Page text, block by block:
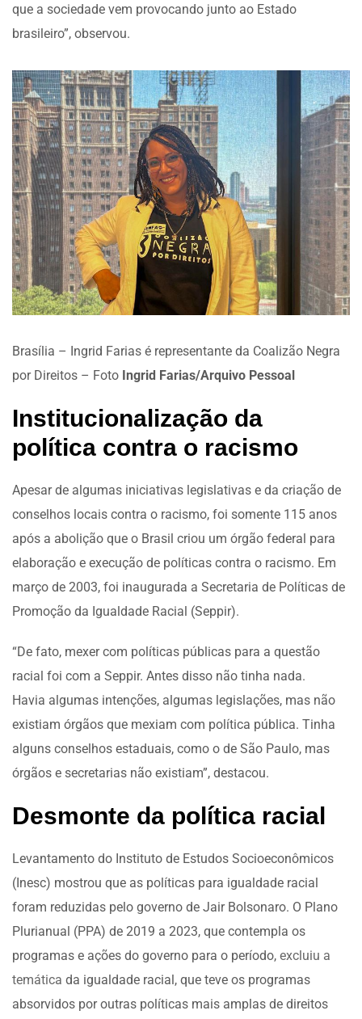
que a sociedade vem provocando junto ao Estado
brasileiro”, observou.
Brasília – Ingrid Farias é representante da Coalizão Negra
por Direitos – Foto Ingrid Farias/Arquivo Pessoal
Institucionalização da
política contra o racismo
Apesar de algumas iniciativas legislativas e da criação de
conselhos locais contra o racismo, foi somente 115 anos
após a abolição que o Brasil criou um órgão federal para
elaboração e execução de políticas contra o racismo. Em
março de 2003, foi inaugurada a Secretaria de Políticas de
Promoção da Igualdade Racial (Seppir).
“De fato, mexer com políticas públicas para a questão
racial foi com a Seppir. Antes disso não tinha nada.
Havia algumas intenções, algumas legislações, mas não
existiam órgãos que mexiam com política pública. Tinha
alguns conselhos estaduais, como o de São Paulo, mas
órgãos e secretarias não existiam”, destacou.
Desmonte da política racial
Levantamento do Instituto de Estudos Socioeconômicos
(Inesc) mostrou que as políticas para igualdade racial
foram reduzidas pelo governo de Jair Bolsonaro. O Plano
Plurianual (PPA) de 2019 a 2023, que contempla os
programas e ações do governo para o período, excluiu a
temática da igualdade racial, que teve os programas
absorvidos por outras políticas mais amplas de direitos